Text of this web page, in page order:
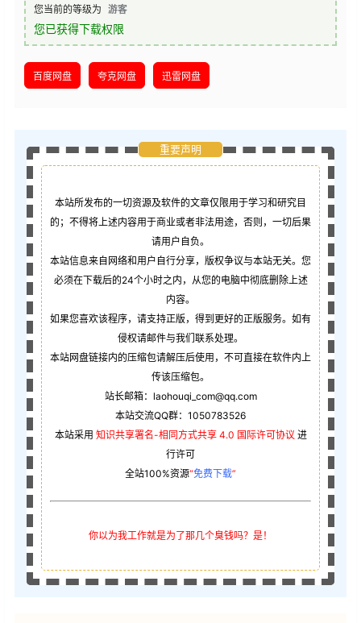
您当前的等级为 游客
您已获得下载权限
百度网盘 夸克网盘 迅雷网盘
重要声明
本站所发布的一切资源及软件的文章仅限用于学习和研究目
的；不得将上述内容用于商业或者非法用途，否则，一切后果
请用户自负。
本站信息来自网络和用户自行分享，版权争议与本站无关。您
必须在下载后的24个小时之内，从您的电脑中彻底删除上述
内容。
如果您喜欢该程序，请支持正版，得到更好的正版服务。如有
侵权请邮件与我们联系处理。
本站网盘链接内的压缩包请解压后使用，不可直接在软件内上
传该压缩包。
站长邮箱：laohouqi_com@qq.com
本站交流QQ群：1050783526
本站采用 知识共享署名-相同方式共享 4.0 国际许可协议 进
行许可
全站100%资源“免费下载”
你以为我工作就是为了那几个臭钱吗？是！